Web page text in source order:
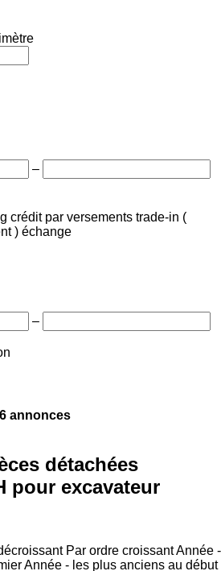
–
crédit par versements trade-in (
) échange
–
6 annonces
détachées
pour excavateur
Par ordre croissantAnnée -
Année - les plus anciens au début